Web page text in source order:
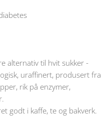
alternativ til hvit sukker -
uraffinert, produsert fra
rik på enzymer,
godt i kaffe, te og bakverk.